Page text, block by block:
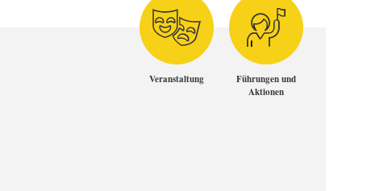
Veranstaltung
Führungen und
Aktionen